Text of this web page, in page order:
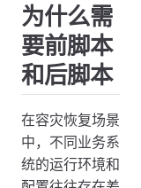
常见使用场景示例
1. 前脚本
2. 后脚本
为什么需
要前脚本
和后脚本
在容灾恢复场景
中，不同业务系
统的运行环境和